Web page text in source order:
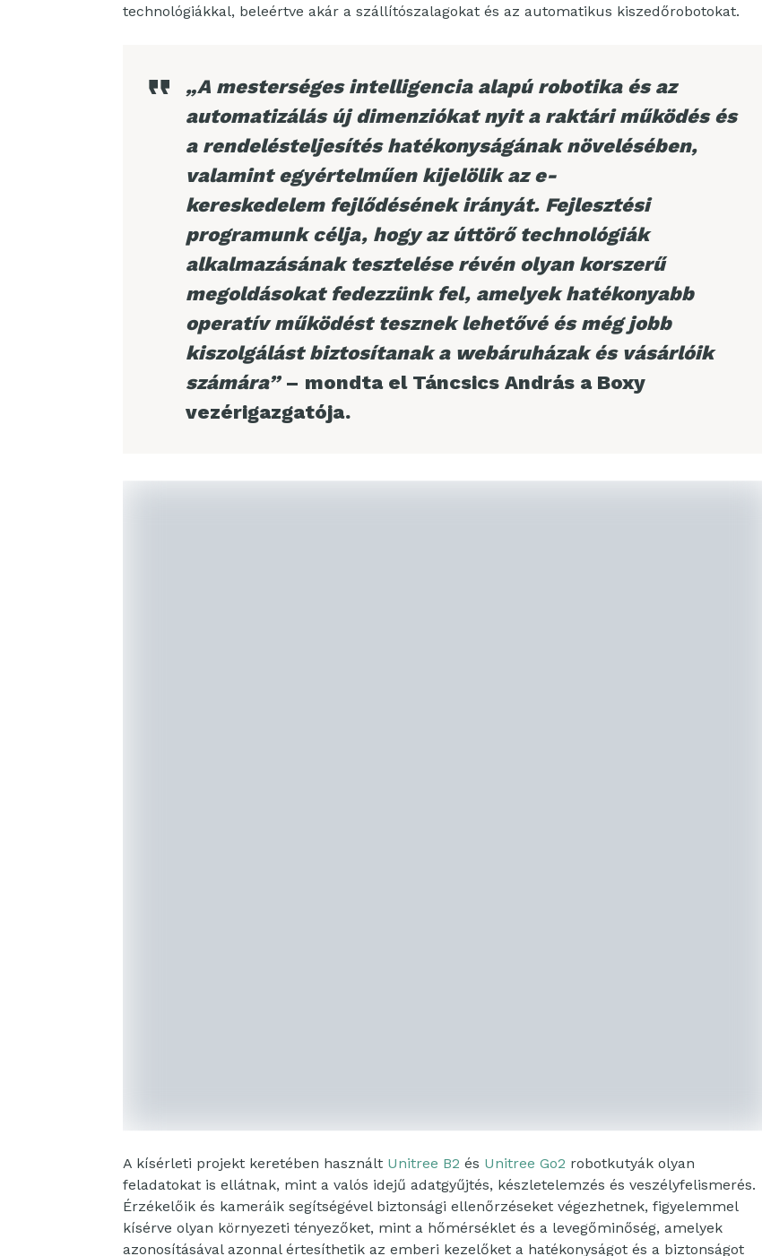
technológiákkal, beleértve akár a szállítószalagokat és az automatikus kiszedőrobotokat.
„A mesterséges intelligencia alapú robotika és az
automatizálás új dimenziókat nyit a raktári működés és
a rendelésteljesítés hatékonyságának növelésében,
valamint egyértelműen kijelölik az e-
kereskedelem fejlődésének irányát. Fejlesztési
programunk célja, hogy az úttörő technológiák
alkalmazásának tesztelése révén olyan korszerű
megoldásokat fedezzünk fel, amelyek hatékonyabb
operatív működést tesznek lehetővé és még jobb
kiszolgálást biztosítanak a webáruházak és vásárlóik
számára” – mondta el Táncsics András a Boxy
vezérigazgatója.
A kísérleti projekt keretében használt Unitree B2 és Unitree Go2 robotkutyák olyan
feladatokat is ellátnak, mint a valós idejű adatgyűjtés, készletelemzés és veszélyfelismerés.
Érzékelőik és kameráik segítségével biztonsági ellenőrzéseket végezhetnek, figyelemmel
kísérve olyan környezeti tényezőket, mint a hőmérséklet és a levegőminőség, amelyek
azonosításával azonnal értesíthetik az emberi kezelőket a hatékonyságot és a biztonságot